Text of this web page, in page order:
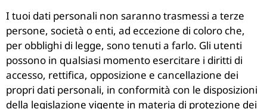
I tuoi dati personali non saranno trasmessi a terze
persone, società o enti, ad eccezione di coloro che,
per obblighi di legge, sono tenuti a farlo. Gli utenti
possono in qualsiasi momento esercitare i diritti di
accesso, rettifica, opposizione e cancellazione dei
propri dati personali, in conformità con le disposizioni
della legislazione vigente in materia di protezione dei